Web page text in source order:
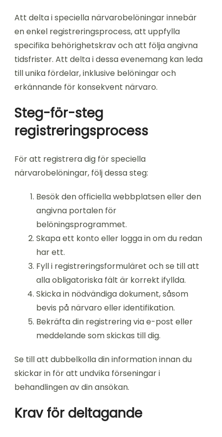
Att delta i speciella närvarobelöningar innebär
en enkel registreringsprocess, att uppfylla
specifika behörighetskrav och att följa angivna
tidsfrister. Att delta i dessa evenemang kan leda
till unika fördelar, inklusive belöningar och
erkännande för konsekvent närvaro.
Steg-för-steg
registreringsprocess
För att registrera dig för speciella
närvarobelöningar, följ dessa steg:
Besök den officiella webbplatsen eller den
angivna portalen för
belöningsprogrammet.
Skapa ett konto eller logga in om du redan
har ett.
Fyll i registreringsformuläret och se till att
alla obligatoriska fält är korrekt ifyllda.
Skicka in nödvändiga dokument, såsom
bevis på närvaro eller identifikation.
Bekräfta din registrering via e-post eller
meddelande som skickas till dig.
Se till att dubbelkolla din information innan du
skickar in för att undvika förseningar i
behandlingen av din ansökan.
Krav för deltagande